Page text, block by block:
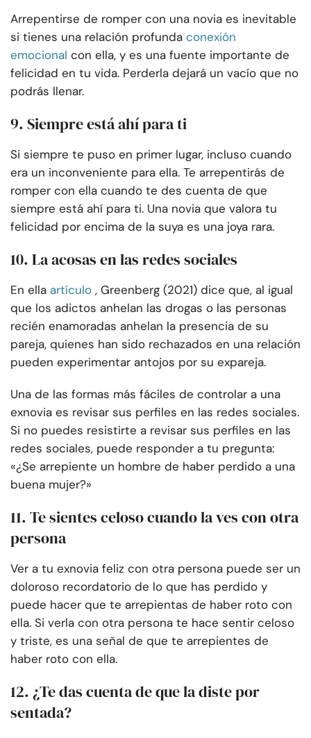
Arrepentirse de romper con una novia es inevitable
si tienes una relación profunda conexión
emocional con ella, y es una fuente importante de
felicidad en tu vida. Perderla dejará un vacío que no
podrás llenar.
9. Siempre está ahí para ti
Si siempre te puso en primer lugar, incluso cuando
era un inconveniente para ella. Te arrepentirás de
romper con ella cuando te des cuenta de que
siempre está ahí para ti. Una novia que valora tu
felicidad por encima de la suya es una joya rara.
10. La acosas en las redes sociales
En ella artículo , Greenberg (2021) dice que, al igual
que los adictos anhelan las drogas o las personas
recién enamoradas anhelan la presencia de su
pareja, quienes han sido rechazados en una relación
pueden experimentar antojos por su expareja.
Una de las formas más fáciles de controlar a una
exnovia es revisar sus perfiles en las redes sociales.
Si no puedes resistirte a revisar sus perfiles en las
redes sociales, puede responder a tu pregunta:
«¿Se arrepiente un hombre de haber perdido a una
buena mujer?»
11. Te sientes celoso cuando la ves con otra
persona
Ver a tu exnovia feliz con otra persona puede ser un
doloroso recordatorio de lo que has perdido y
puede hacer que te arrepientas de haber roto con
ella. Si verla con otra persona te hace sentir celoso
y triste, es una señal de que te arrepientes de
haber roto con ella.
12. ¿Te das cuenta de que la diste por
sentada?